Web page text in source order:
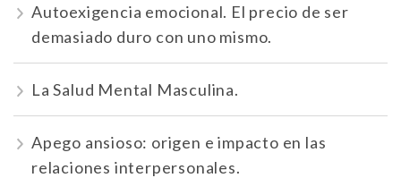
Autoexigencia emocional. El precio de ser
demasiado duro con uno mismo.
La Salud Mental Masculina.
Apego ansioso: origen e impacto en las
relaciones interpersonales.